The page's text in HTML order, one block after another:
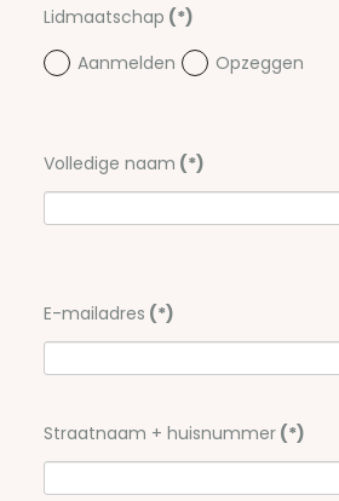
Lidmaatschap (*)
Aanmelden
Opzeggen
Volledige naam (*)
E-mailadres (*)
Straatnaam + huisnummer (*)